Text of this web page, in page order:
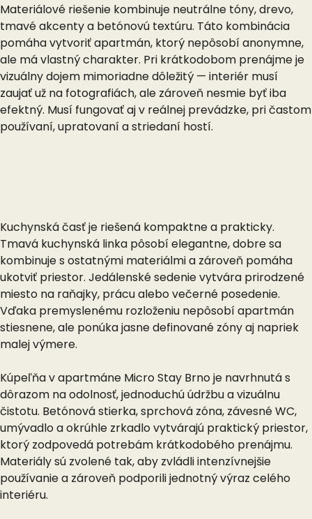
Materiálové riešenie kombinuje neutrálne tóny, drevo,
tmavé akcenty a betónovú textúru. Táto kombinácia
pomáha vytvoriť apartmán, ktorý nepôsobí anonymne,
ale má vlastný charakter. Pri krátkodobom prenájme je
vizuálny dojem mimoriadne dôležitý — interiér musí
zaujať už na fotografiách, ale zároveň nesmie byť iba
efektný. Musí fungovať aj v reálnej prevádzke, pri častom
používaní, upratovaní a striedaní hostí.
Kuchynská časť je riešená kompaktne a prakticky.
Tmavá kuchynská linka pôsobí elegantne, dobre sa
kombinuje s ostatnými materiálmi a zároveň pomáha
ukotviť priestor. Jedálenské sedenie vytvára prirodzené
miesto na raňajky, prácu alebo večerné posedenie.
Vďaka premyslenému rozloženiu nepôsobí apartmán
stiesnene, ale ponúka jasne definované zóny aj napriek
malej výmere.
Kúpeľňa v apartmáne Micro Stay Brno je navrhnutá s
dôrazom na odolnosť, jednoduchú údržbu a vizuálnu
čistotu. Betónová stierka, sprchová zóna, závesné WC,
umývadlo a okrúhle zrkadlo vytvárajú praktický priestor,
ktorý zodpovedá potrebám krátkodobého prenájmu.
Materiály sú zvolené tak, aby zvládli intenzívnejšie
používanie a zároveň podporili jednotný výraz celého
interiéru.